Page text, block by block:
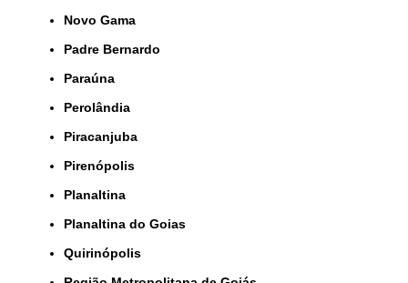
Novo Gama
Padre Bernardo
Paraúna
Perolândia
Piracanjuba
Pirenópolis
Planaltina
Planaltina do Goias
Quirinópolis